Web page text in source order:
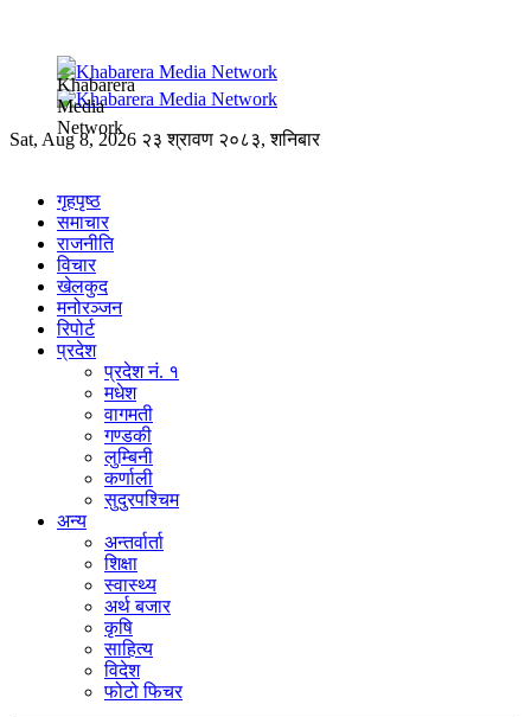
Sat, Aug 8, 2026 २३ श्रावण २०८३, शनिबार
गृहपृष्ठ
समाचार
राजनीति
विचार
खेलकुद
मनोरञ्जन
रिपोर्ट
प्रदेश
प्रदेश नं. १
मधेश
वागमती
गण्डकी
लुम्बिनी
कर्णाली
सुदुरपश्चिम
अन्य
अन्तर्वार्ता
शिक्षा
स्वास्थ्य
अर्थ बजार
कृषि
साहित्य
विदेश
फोटो फिचर